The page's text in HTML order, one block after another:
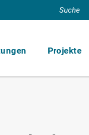
Suche
Projekte